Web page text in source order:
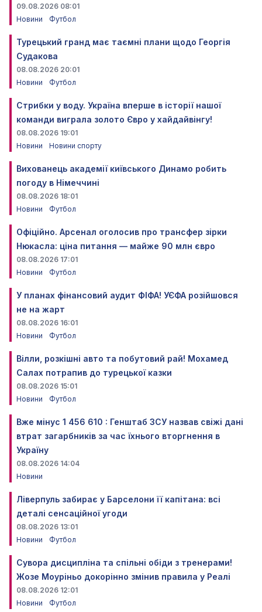
09.08.2026 08:01
Новини
Футбол
Турецький гранд має таємні плани щодо Георгія
Судакова
08.08.2026 20:01
Новини
Футбол
Стрибки у воду. Україна вперше в історії нашої
команди виграла золото Євро у хайдайвінгу!
08.08.2026 19:01
Новини
Новини спорту
Вихованець академії київського Динамо робить
погоду в Німеччині
08.08.2026 18:01
Новини
Футбол
Офіційно. Арсенал оголосив про трансфер зірки
Нюкасла: ціна питання — майже 90 млн євро
08.08.2026 17:01
Новини
Футбол
У планах фінансовий аудит ФІФА! УЄФА розійшовся
не на жарт
08.08.2026 16:01
Новини
Футбол
Вілли, розкішні авто та побутовий рай! Мохамед
Салах потрапив до турецької казки
08.08.2026 15:01
Новини
Футбол
Вже мінус 1 456 610 : Генштаб ЗСУ назвав свіжі дані
втрат загарбників за час їхнього вторгнення в
Україну
08.08.2026 14:04
Новини
Ліверпуль забирає у Барселони її капітана: всі
деталі сенсаційної угоди
08.08.2026 13:01
Новини
Футбол
Сувора дисципліна та спільні обіди з тренерами!
Жозе Моуріньо докорінно змінив правила у Реалі
08.08.2026 12:01
Новини
Футбол